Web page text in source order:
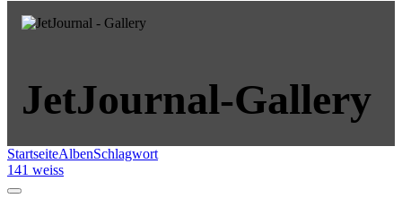
JetJournal-Gallery
StartseiteAlbenSchlagwort
141 weiss